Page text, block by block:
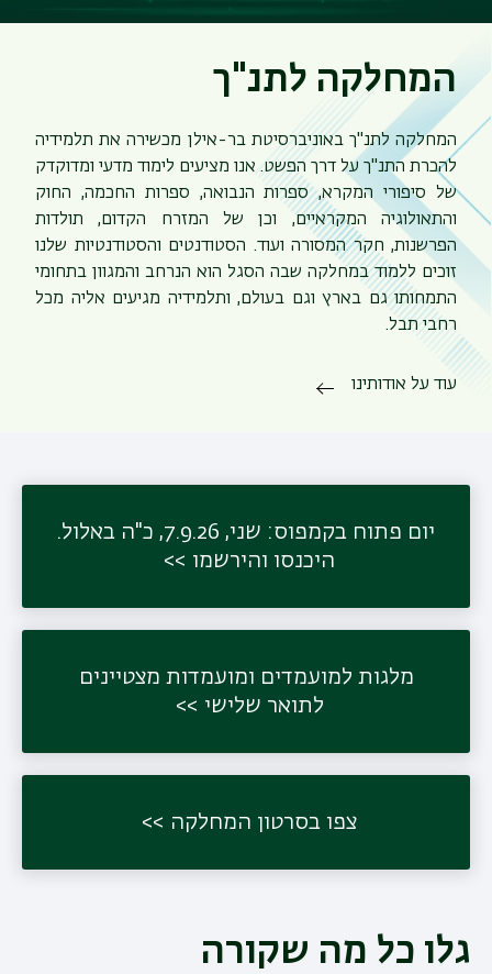
המחלקה לתנ"ך
המחלקה לתנ"ך באוניברסיטת בר-אילן מכשירה את תלמידיה
להכרת התנ"ך על דרך הפשט. אנו מציעים לימוד מדעי ומדוקדק
של סיפורי המקרא, ספרות הנבואה, ספרות החכמה, החוק
והתאולוגיה המקראיים, וכן של המזרח הקדום, תולדות
הפרשנות, חקר המסורה ועוד. הסטודנטים והסטודנטיות שלנו
זוכים ללמוד במחלקה שבה הסגל הוא הנרחב והמגוון בתחומי
התמחותו גם בארץ וגם בעולם, ותלמידיה מגיעים אליה מכל
רחבי תבל.
עוד על אודותינו
יום פתוח בקמפוס: שני, 7.9.26, כ"ה באלול.
היכנסו והירשמו
מלגות למועמדים ומועמדות מצטיינים
לתואר שלישי
צפו בסרטון המחלקה
גלו כל מה שקורה